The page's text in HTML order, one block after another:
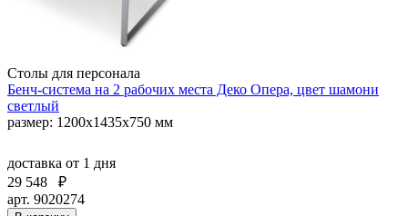
Столы для персонала
Бенч-система на 2 рабочих места Деко Опера, цвет шамони
светлый
размер: 1200х1435х750 мм
доставка от 1 дня
29 548
₽
арт. 9020274